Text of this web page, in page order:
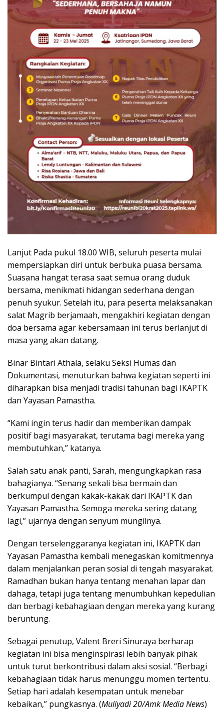
Lanjut Pada pukul 18.00 WIB, seluruh peserta mulai
mempersiapkan diri untuk berbuka puasa bersama.
Suasana hangat terasa saat semua orang duduk
bersama, menikmati hidangan sederhana dengan
penuh syukur. Setelah itu, para peserta melaksanakan
salat Magrib berjamaah, mengakhiri kegiatan dengan
doa bersama agar kebersamaan ini terus berlanjut di
masa yang akan datang.
Binar Bintari Athala, selaku Seksi Humas dan
Dokumentasi, menuturkan bahwa kegiatan seperti ini
diharapkan bisa menjadi tradisi tahunan bagi IKAPTK
dan Yayasan Pamastha.
“Kami ingin terus hadir dan memberikan dampak
positif bagi masyarakat, terutama bagi mereka yang
membutuhkan,” katanya.
Salah satu anak panti, Sarah, mengungkapkan rasa
bahagianya. “Senang sekali bisa bermain dan
berkumpul dengan kakak-kakak dari IKAPTK dan
Yayasan Pamastha. Semoga mereka sering datang
lagi,” ujarnya dengan senyum mungilnya.
Dengan terselenggaranya kegiatan ini, IKAPTK dan
Yayasan Pamastha kembali menegaskan komitmennya
dalam menjalankan peran sosial di tengah masyarakat.
Ramadhan bukan hanya tentang menahan lapar dan
dahaga, tetapi juga tentang menumbuhkan kepedulian
dan berbagi kebahagiaan dengan mereka yang kurang
beruntung.
Sebagai penutup, Valent Breri Sinuraya berharap
kegiatan ini bisa menginspirasi lebih banyak pihak
untuk turut berkontribusi dalam aksi sosial. “Berbagi
kebahagiaan tidak harus menunggu momen tertentu.
Setiap hari adalah kesempatan untuk menebar
kebaikan,” pungkasnya. (Muliyadi 20/Amk Media News)